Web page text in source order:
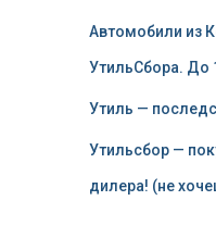
Автомобили из
УтильСбора. До
Утиль —
Утильсбор —
дилера! (не